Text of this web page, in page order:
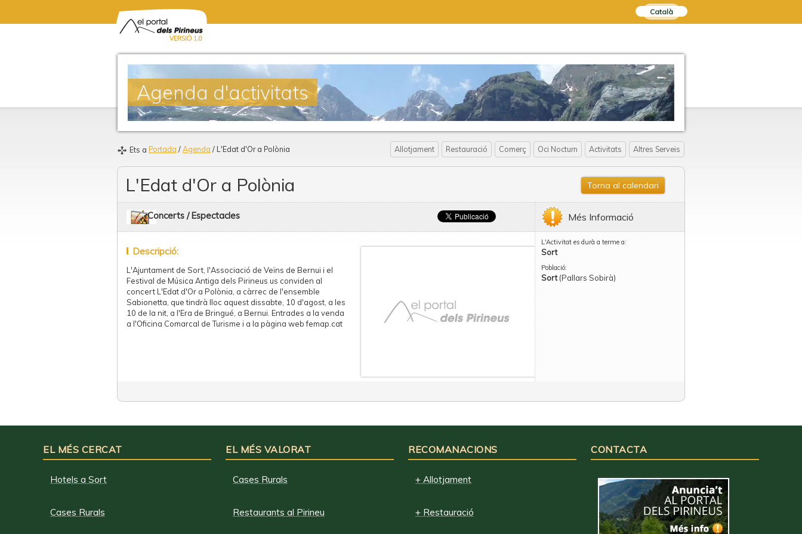
Català
Agenda d'activitats
Ets a Portada / Agenda / L'Edat d'Or a Polònia Allotjament Restauració Comerç Oci Nocturn Activitats Altres Serveis
L'Edat d'Or a Polònia Torna al calendari
Concerts / Espectacles
Descripció:
L'Ajuntament de Sort, l'Associació de Veïns de Bernui i el
Festival de Música Antiga dels Pirineus us conviden al
concert L'Edat d'Or a Polònia, a càrrec de l'ensemble
Sabionetta, que tindrà lloc aquest dissabte, 10 d'agost, a les
10 de la nit, a l'Era de Bringué, a Bernui. Entrades a la venda
a l'Oficina Comarcal de Turisme i a la pàgina web femap.cat
Més Informació
L'Activitat es durà a terme a:
Sort
Població:
Sort(Pallars Sobirà)
EL MÉS CERCAT
Hotels a Sort
Cases Rurals
EL MÉS VALORAT
Cases Rurals
Restaurants al Pirineu
RECOMANACIONS
+ Allotjament
+ Restauració
CONTACTA